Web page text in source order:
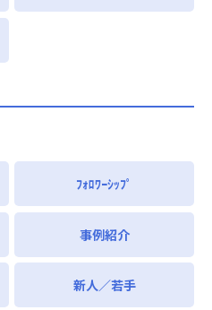
ﾌｫﾛﾜｰｼｯﾌﾟ
事例紹介
新人／若手